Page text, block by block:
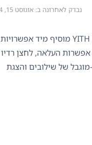
נבדק לאחרונה ב: אוגוסט 15, 2024
YITH WooCommerce Advanced Product Options מוסיף מיד אפשרויות
אפשרות העלאה, לחצן רדיו
של שילובים והצגת